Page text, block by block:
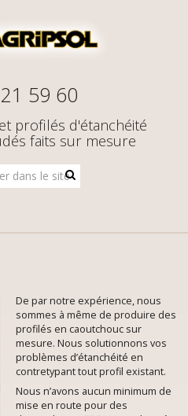
59 60
profilés d'étanchéité
faits sur mesure
De par notre expérience, nous
sommes à même de produire des
profilés en caoutchouc sur
mesure. Nous solutionnons vos
problèmes d’étanchéité en
contretypant tout profil existant.
Nous n’avons aucun minimum de
mise en route pour des